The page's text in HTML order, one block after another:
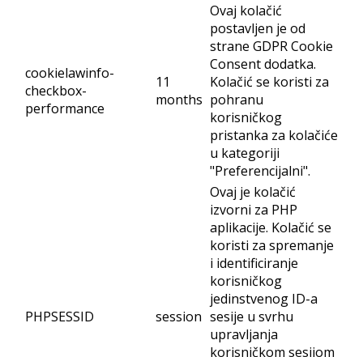
cookielawinfo-
checkbox-
performance
11
months
Ovaj kolačić
postavljen je od
strane GDPR Cookie
Consent dodatka.
Kolačić se koristi za
pohranu
korisničkog
pristanka za kolačiće
u kategoriji
"Preferencijalni".
PHPSESSID session
Ovaj je kolačić
izvorni za PHP
aplikacije. Kolačić se
koristi za spremanje
i identificiranje
korisničkog
jedinstvenog ID-a
sesije u svrhu
upravljanja
korisničkom sesijom